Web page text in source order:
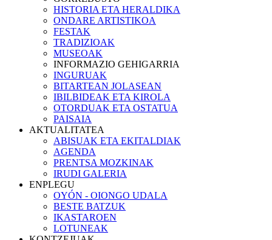
HISTORIA ETA HERALDIKA
ONDARE ARTISTIKOA
FESTAK
TRADIZIOAK
MUSEOAK
INFORMAZIO GEHIGARRIA
INGURUAK
BITARTEAN JOLASEAN
IBILBIDEAK ETA KIROLA
OTORDUAK ETA OSTATUA
PAISAIA
AKTUALITATEA
ABISUAK ETA EKITALDIAK
AGENDA
PRENTSA MOZKINAK
IRUDI GALERIA
ENPLEGU
OYÓN - OIONGO UDALA
BESTE BATZUK
IKASTAROEN
LOTUNEAK